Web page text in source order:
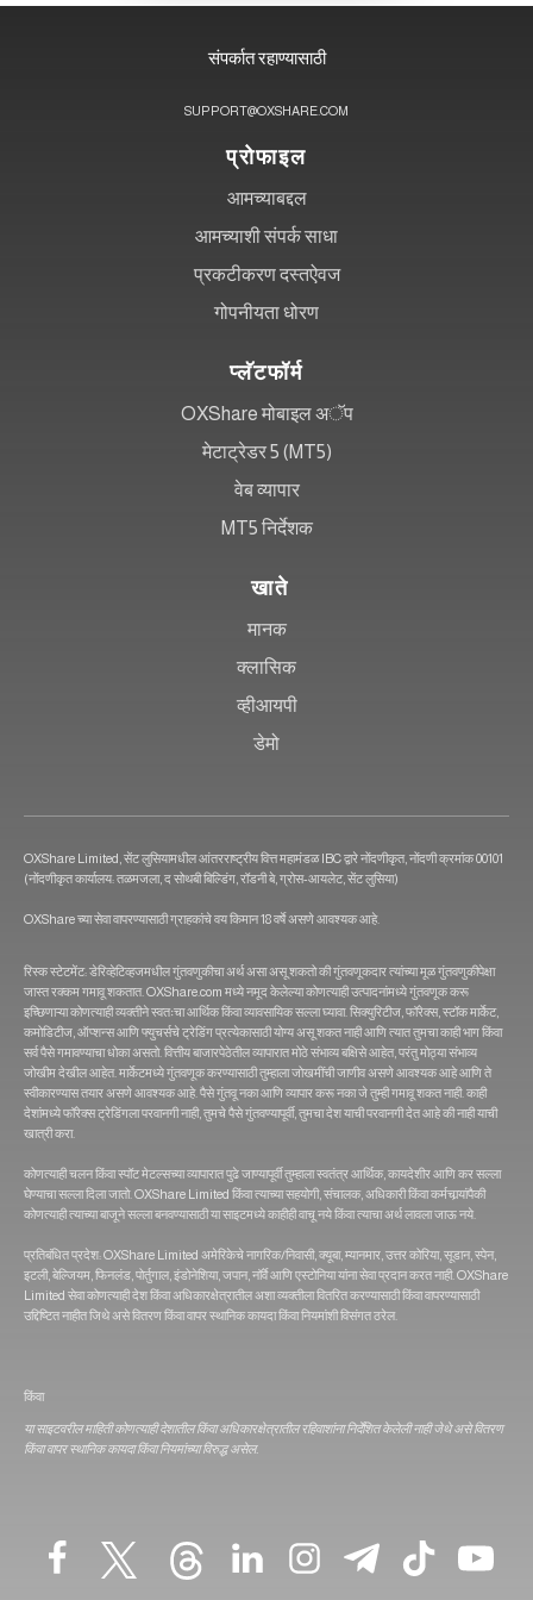
संपर्कात रहाण्यासाठी
SUPPORT@OXSHARE.COM
प्रोफाइल
आमच्याबद्दल
आमच्याशी संपर्क साधा
प्रकटीकरण दस्तऐवज
गोपनीयता धोरण
प्लॅटफॉर्म
OXShare मोबाइल अॅप
मेटाट्रेडर 5 (MT5)
वेब व्यापार
MT5 निर्देशक
खाते
मानक
क्लासिक
व्हीआयपी
डेमो
OXShare Limited, सेंट लुसियामधील आंतरराष्ट्रीय वित्त महामंडळ IBC द्वारे नोंदणीकृत, नोंदणी क्रमांक 00101
(नोंदणीकृत कार्यालय: तळमजला, द सोथबी बिल्डिंग, रॉडनी बे, ग्रोस-आयलेट, सेंट लुसिया)
OXShare च्या सेवा वापरण्यासाठी ग्राहकांचे वय किमान 18 वर्षे असणे आवश्यक आहे.
रिस्क स्टेटमेंट: डेरिव्हेटिव्हजमधील गुंतवणुकीचा अर्थ असा असू शकतो की गुंतवणूकदार त्यांच्या मूळ गुंतवणुकीपेक्षा
जास्त रक्कम गमावू शकतात. OXShare.com मध्ये नमूद केलेल्या कोणत्याही उत्पादनांमध्ये गुंतवणूक करू
इच्छिणाऱ्या कोणत्याही व्यक्तीने स्वतःचा आर्थिक किंवा व्यावसायिक सल्ला घ्यावा. सिक्युरिटीज, फॉरेक्स, स्टॉक मार्केट,
कमोडिटीज, ऑप्शन्स आणि फ्युचर्सचे ट्रेडिंग प्रत्येकासाठी योग्य असू शकत नाही आणि त्यात तुमचा काही भाग किंवा
सर्व पैसे गमावण्याचा धोका असतो. वित्तीय बाजारपेठेतील व्यापारात मोठे संभाव्य बक्षिसे आहेत, परंतु मोठ्या संभाव्य
जोखीम देखील आहेत. मार्केटमध्ये गुंतवणूक करण्यासाठी तुम्हाला जोखमींची जाणीव असणे आवश्यक आहे आणि ते
स्वीकारण्यास तयार असणे आवश्यक आहे. पैसे गुंतवू नका आणि व्यापार करू नका जे तुम्ही गमावू शकत नाही. काही
देशांमध्ये फॉरेक्स ट्रेडिंगला परवानगी नाही, तुमचे पैसे गुंतवण्यापूर्वी, तुमचा देश याची परवानगी देत आहे की नाही याची
खात्री करा.
कोणत्याही चलन किंवा स्पॉट मेटल्सच्या व्यापारात पुढे जाण्यापूर्वी तुम्हाला स्वतंत्र आर्थिक, कायदेशीर आणि कर सल्ला
घेण्याचा सल्ला दिला जातो. OXShare Limited किंवा त्‍याच्‍या सहयोगी, संचालक, अधिकारी किंवा कर्मचार्‍यांपैकी
कोणत्‍याही त्‍याच्‍या बाजूने सल्‍ला बनवण्‍यासाठी या साइटमध्‍ये काहीही वाचू नये किंवा त्याचा अर्थ लावला जाऊ नये.
प्रतिबंधित प्रदेश: OXShare Limited अमेरिकेचे नागरिक/निवासी, क्यूबा, म्यानमार, उत्तर कोरिया, सूडान, स्पेन,
इटली, बेल्जियम, फिनलंड, पोर्तुगाल, इंडोनेशिया, जपान, नॉर्वे आणि एस्टोनिया यांना सेवा प्रदान करत नाही. OXShare
Limited सेवा कोणत्याही देश किंवा अधिकारक्षेत्रातील अशा व्यक्तीला वितरित करण्यासाठी किंवा वापरण्यासाठी
उद्दिष्टित नाहीत जिथे असे वितरण किंवा वापर स्थानिक कायदा किंवा नियमांशी विसंगत ठरेल.
किंवा
या साइटवरील माहिती कोणत्याही देशातील किंवा अधिकारक्षेत्रातील रहिवाशांना निर्देशित केलेली नाही जेथे असे वितरण
किंवा वापर स्थानिक कायदा किंवा नियमांच्या विरुद्ध असेल.